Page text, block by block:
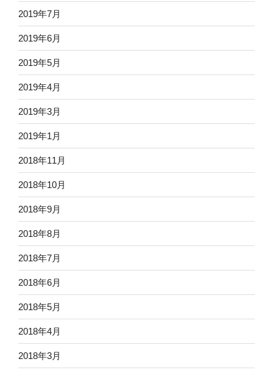
2019年7月
2019年6月
2019年5月
2019年4月
2019年3月
2019年1月
2018年11月
2018年10月
2018年9月
2018年8月
2018年7月
2018年6月
2018年5月
2018年4月
2018年3月